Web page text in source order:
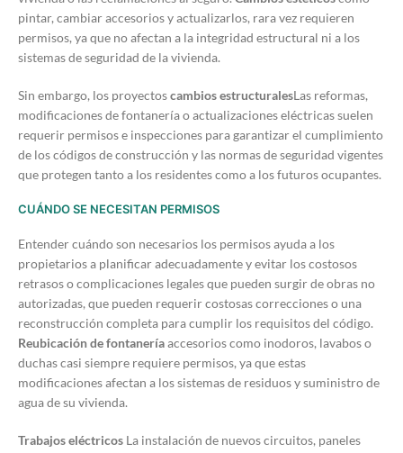
pintar, cambiar accesorios y actualizarlos, rara vez requieren
permisos, ya que no afectan a la integridad estructural ni a los
sistemas de seguridad de la vivienda.
Sin embargo, los proyectoscambios estructuralesLas reformas,
modificaciones de fontanería o actualizaciones eléctricas suelen
requerir permisos e inspecciones para garantizar el cumplimiento
de los códigos de construcción y las normas de seguridad vigentes
que protegen tanto a los residentes como a los futuros ocupantes.
CUÁNDO SE NECESITAN PERMISOS
Entender cuándo son necesarios los permisos ayuda a los
propietarios a planificar adecuadamente y evitar los costosos
retrasos o complicaciones legales que pueden surgir de obras no
autorizadas, que pueden requerir costosas correcciones o una
reconstrucción completa para cumplir los requisitos del código.
Reubicación de fontaneríaaccesorios como inodoros, lavabos o
duchas casi siempre requiere permisos, ya que estas
modificaciones afectan a los sistemas de residuos y suministro de
agua de su vivienda.
Trabajos eléctricos La instalación de nuevos circuitos, paneles